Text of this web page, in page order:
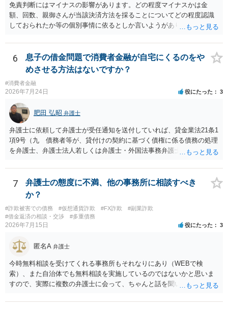
免責判断にはマイナスの影響があります。どの程度マイナスかは金
額、回数、親御さんが当該決済方法を採ることについてどの程度認識
しておられたか等の個別事情に依るとしか言いようがありません。 と
なって相談し、善後策を考えることをお勧めします。
6
息子の借金問題で消費者金融が自宅にくるのをや
めさせる方法はないですか？
#消費者金融
2026年7月24日 役にたった 3
肥田 弘昭 弁護士
弁護士に依頼して弁護士が受任通知を送付していれば、貸金業法21条1
項9号（九 債務者等が、貸付けの契約に基づく債権に係る債務の処理
を弁護士、弁護士法人若しくは弁護士・外国法事務弁護士共同法人若
等」という。）に委託し、又はその処理のため必要な裁判所における
民事事件に関する手続をとり、弁護士等又は裁判所から書面によりそ
の旨の通知があつた場合において、正当な理由がないのに、債務者等
に対し、電話をかけ、電報を送達し、若しくはファクシミリ装置を用
いて送信し、又は訪問する方法により、当該債務を弁済することを要
求し、これに対し債務者等から直接要求しないよう求められたにもか
と。）に違反しています。監督官庁に行政処分を求める、裁判所に仮
処分申請、不退去罪が成立すれば警察に通報などの対応が考えられま
す。ご参考にしてください。
7
弁護士の態度に不満、他の事務所に相談すべき
か？
#詐欺被害での債務 #仮想通貨詐欺 #FX詐欺
#副業詐欺
#借金返済の相談・交渉
#多重債務
2026年7月15日 役にたった 3
匿名A 弁護士
今時無料相談を受けてくれる事務所もそれなりにあり（WEBで検
索）、また自治体でも無料相談を実施しているのではないかと思いま
すので、実際に複数の弁護士に会って、ちゃんと話を聞いてくれる
はそもそも事案を把握できていないようですので、御相談の案件につ